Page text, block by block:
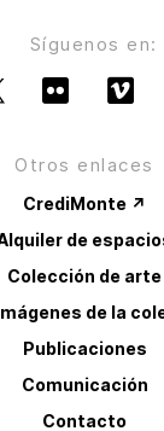
Síguenos en:
Otros enlaces
CrediMonte ↗
de
Colección de arte
de la
Publicaciones
Comunicación
Contacto